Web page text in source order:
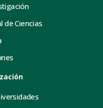
de Ciencias